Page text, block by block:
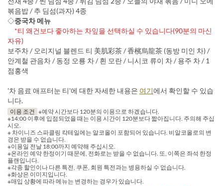
볶음밥 / 추 딤섬(과자) 4종
◇중국차 메뉴
*티 왜건보다 좋아하는 차잎을 선택하실 수 있습니다(90분의 마신
자유)
보주차 / 오리지널 블렌드 티 美肌彩茶 / 香檳烏龍茶 (동방 미인 차) /
안계철 관음차 / 동정 오룡 차 / 흰 모란 / 니시코 류이 차 / 용주 차 / 1
점홍색
'차 음료 애프터눈 티'에 대한 자세한 내용은 여기에서 확인할 수 있습
니다.
이용 조건 ※예약 시간보다 120분의 이용으로 하겠습니다.
※14:00 이후에 입점되었을 때는 이용 시간이 120분보다 짧아집니다. 주의해 주십
시오.
※ 차이니즈 스파클링 칵테일에는 알코올이 포함되어 있습니다. 비알코올로의 변
경은 받을 수 없습니다.
※이용일 전날 18:00까지 예약해 주십시오.
※온라인 예약 한정이기 때문에, 전화로는 받을 수 없습니다. 또, 이쪽은 좌석 한정
플랜입니다.
※각종 할인이나 다른 특전, 쿠폰, 회원 특전과는 병용하실 수 없습니다.
※화상은 이미지입니다.
※매입 상황에 따라 메뉴는 변경하는 경우가 있습니다.